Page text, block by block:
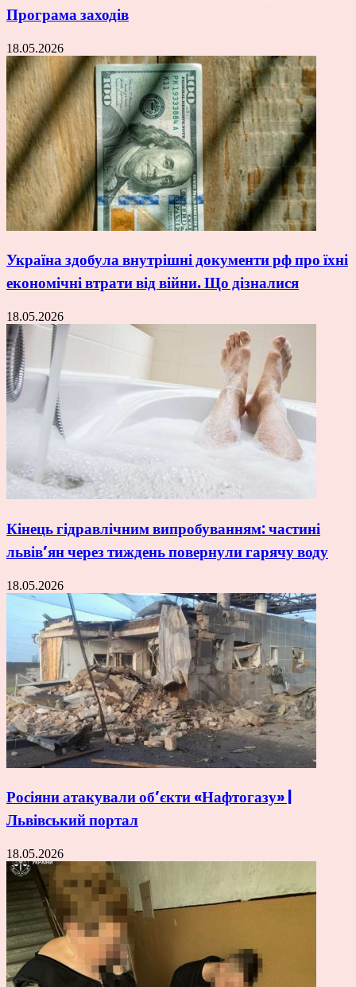
Програма заходів
18.05.2026
Україна здобула внутрішні документи рф про їхні
економічні втрати від війни. Що дізналися
18.05.2026
Кінець гідравлічним випробуванням: частині
львів’ян через тиждень повернули гарячу воду
18.05.2026
Росіяни атакували об’єкти «Нафтогазу» |
Львівський портал
18.05.2026